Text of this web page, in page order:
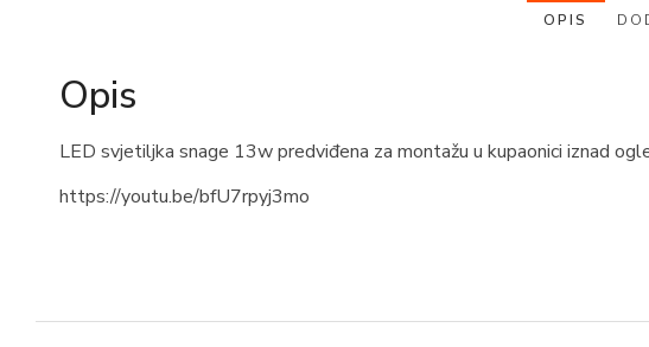
OPIS
Opis
LED svjetiljka snage 13w predviđena za montažu u kupaonici iznad
https://youtu.be/bfU7rpyj3mo